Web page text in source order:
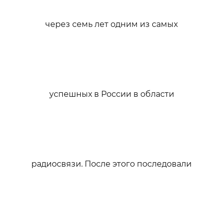
через семь лет одним из самых
успешных в России в области
радиосвязи. После этого последовали